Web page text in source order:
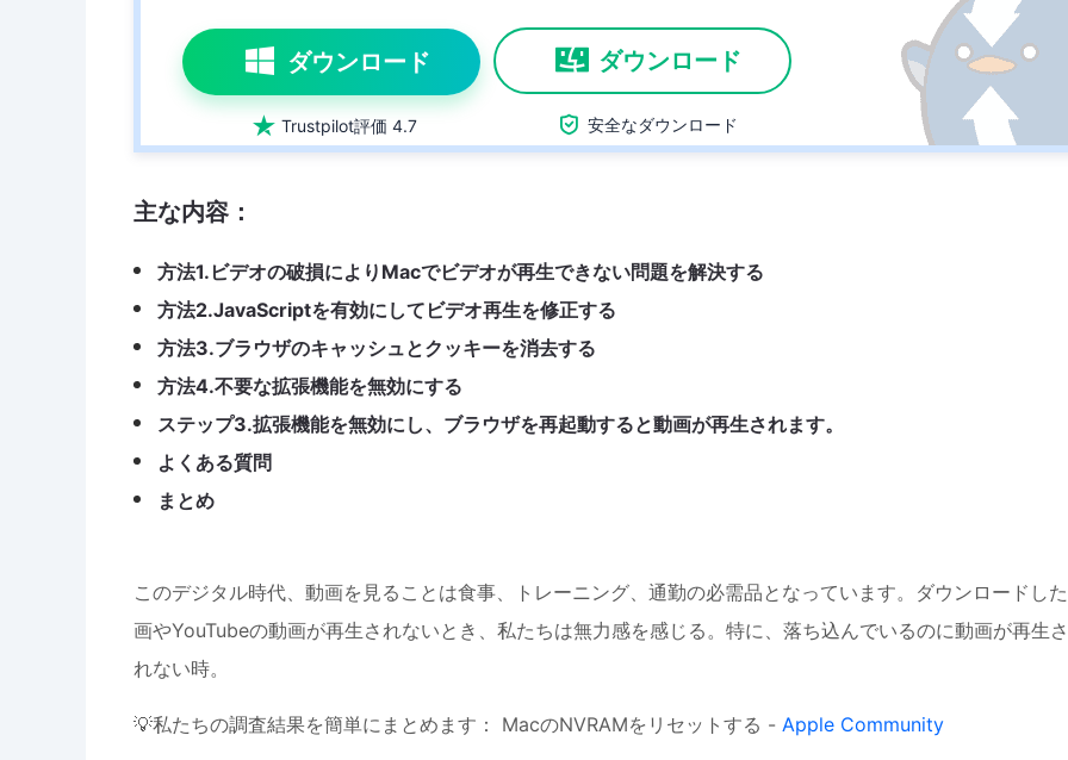
ダウンロード
 Trustpilot評価 4.7
ダウンロード
 安全なダウンロード
主な内容：
方法1.ビデオの破損によりMacでビデオが再生できない問題を解決する
方法2.JavaScriptを有効にしてビデオ再生を修正する
方法3.ブラウザのキャッシュとクッキーを消去する
方法4.不要な拡張機能を無効にする
ステップ3.拡張機能を無効にし、ブラウザを再起動すると動画が再生されます。
よくある質問
まとめ
このデジタル時代、動画を見ることは食事、トレーニング、通勤の必需品となっています。ダウンロードし
画やYouTubeの動画が再生されないとき、私たちは無力感を感じる。特に、落ち込んでいるのに動画が再生さ
れない時。
💡私たちの調査結果を簡単にまとめます： MacのNVRAMをリセットする - Apple Community